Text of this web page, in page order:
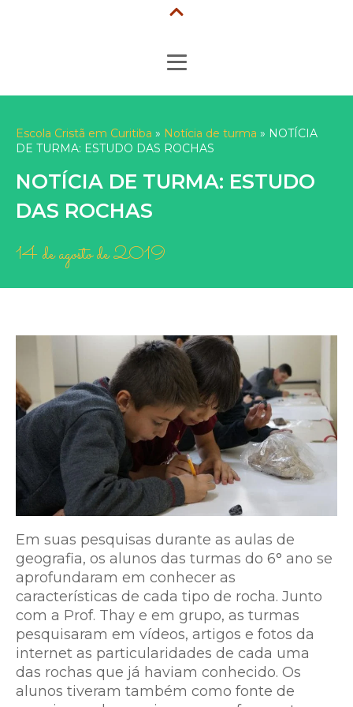
PORTAL DO ALUNO
Escola Cristã em Curitiba » Notícia de turma » NOTÍCIA
DE TURMA: ESTUDO DAS ROCHAS
NOTÍCIA DE TURMA: ESTUDO
DAS ROCHAS
14 de agosto de 2019
Em suas pesquisas durante as aulas de
geografia, os alunos das turmas do 6° ano se
aprofundaram em conhecer as
características de cada tipo de rocha. Junto
com a Prof. Thay e em grupo, as turmas
pesquisaram em vídeos, artigos e fotos da
internet as particularidades de cada uma
das rochas que já haviam conhecido. Os
alunos tiveram também como fonte de